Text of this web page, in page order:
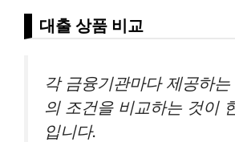
대출 상품 비교
각 금융기관마다 제공하
의 조건을 비교하는 것이
입니다.